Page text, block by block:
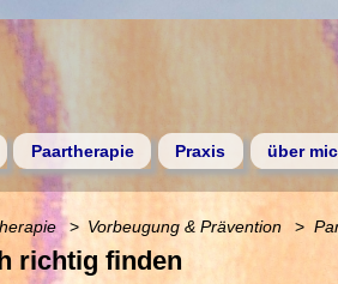
Paartherapie Praxis über
richtig finden
Vorbeugung & Prävention